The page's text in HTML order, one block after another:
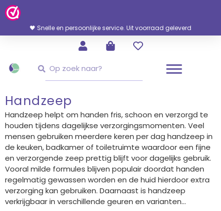
Ga
Naar
Inhoud
🖤 Snelle en persoonlijke service. Uit voorraad geleverd
Handzeep
Handzeep helpt om handen fris, schoon en verzorgd te
houden tijdens dagelijkse verzorgingsmomenten. Veel
mensen gebruiken meerdere keren per dag handzeep in
de keuken, badkamer of toiletruimte waardoor een fijne
en verzorgende zeep prettig blijft voor dagelijks gebruik.
Vooral milde formules blijven populair doordat handen
regelmatig gewassen worden en de huid hierdoor extra
verzorging kan gebruiken. Daarnaast is handzeep
verkrijgbaar in verschillende geuren en varianten...